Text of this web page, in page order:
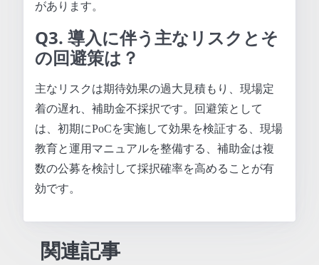
があります。
Q3. 導入に伴う主なリスクとそ
の回避策は？
主なリスクは期待効果の過大見積もり、現場定
着の遅れ、補助金不採択です。回避策として
は、初期にPoCを実施して効果を検証する、現場
教育と運用マニュアルを整備する、補助金は複
数の公募を検討して採択確率を高めることが有
効です。
関連記事